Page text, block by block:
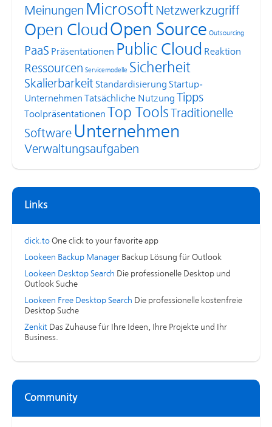
Meinungen Microsoft Netzwerkzugriff
Open CloudOpen Source Outsourcing
PaaS Präsentationen Public Cloud Reaktion
Ressourcen Servicemodelle Sicherheit
Skalierbarkeit Standardisierung Startup-
Unternehmen Tatsächliche Nutzung Tipps
Toolpräsentationen Top Tools
Traditionelle
Software Unternehmen
Verwaltungsaufgaben
Links
click.to One click to your favorite app
Lookeen Backup Manager Backup Lösung für Outlook
Lookeen Desktop Search Die professionelle Desktop und
Outlook Suche
Lookeen Free Desktop Search Die professionelle kostenfreie
Desktop Suche
Zenkit Das Zuhause für Ihre Ideen, Ihre Projekte und Ihr
Business.
Community